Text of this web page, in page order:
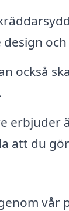
också
erbjuder
att du
vår